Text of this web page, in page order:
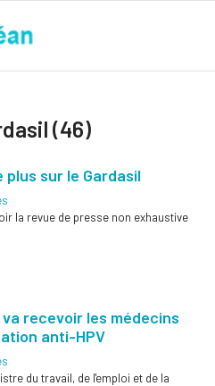
(46)
sur le Gardasil
la revue de presse non exhaustive
recevoir les médecins
anti-HPV
du travail, de l'emploi et de la